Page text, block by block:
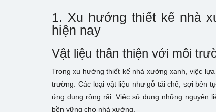
1. Xu hướng thiết kế nhà
hiện nay
Vật liệu thân thiện với môi
Trong xu hướng thiết kế nhà xưởng xanh, việc
trường. Các loại vật liệu như gỗ tái chế, sợi bên
ứng dụng rộng rãi. Việc sử dụng những nguyên
bền vững cho nhà xưởng.